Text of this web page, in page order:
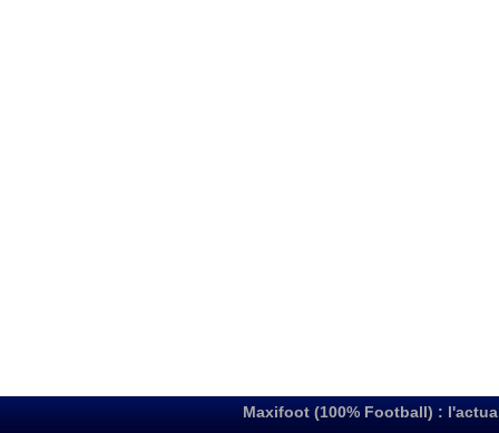
Maxifoot (100% Football) :